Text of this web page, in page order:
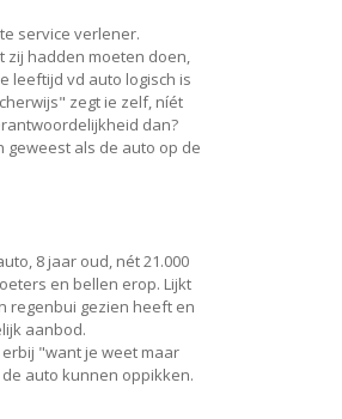
service verlener.
zij hadden moeten doen,
leeftijd vd auto logisch is
zegt ie zelf, níét
dan?
geweest als de auto op de
8 jaar oud, nét 21.000
en bellen erop. Lijkt
regenbui gezien heeft en
aanbod.
"want je weet maar
auto kunnen oppikken.